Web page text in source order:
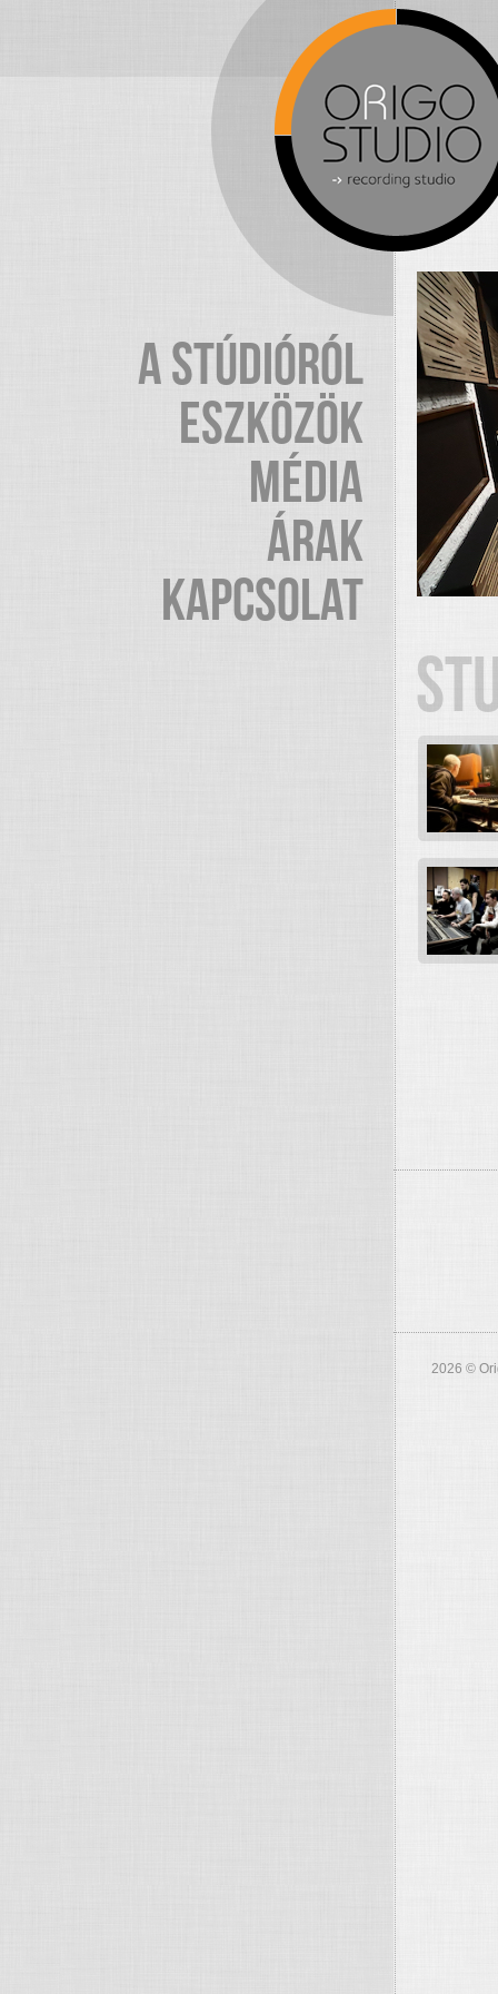
A STÚDIÓRÓL
ESZKÖZÖK
MÉDIA
ÁRAK
KAPCSOLAT
2026 ©